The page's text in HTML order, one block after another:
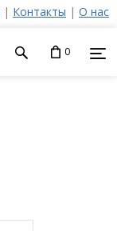
| Контакты | О нас
0